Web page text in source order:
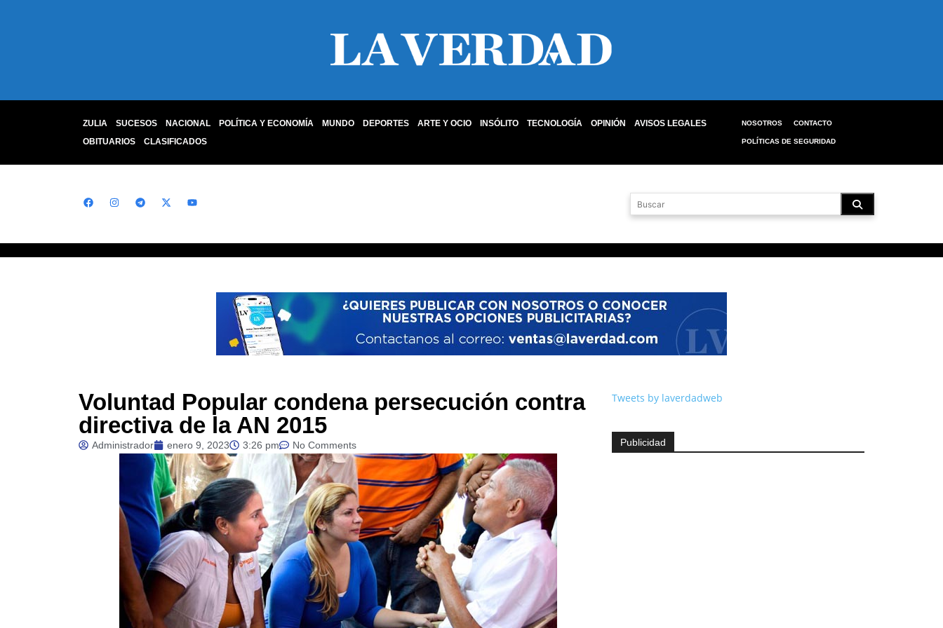
ZULIA SUCESOS NACIONAL POLÍTICA Y ECONOMÍA MUNDO DEPORTES ARTE Y OCIO INSÓLITO TECNOLOGÍA OPINIÓN
AVISOS LEGALES
OBITUARIOS
CLASIFICADOS
NOSOTROS CONTACTO
POLÍTICAS DE SEGURIDAD
Voluntad Popular condena persecución contra
directiva de la AN 2015
Administrador enero 9, 2023 3:26 pm No Comments
Tweets by laverdadweb
Publicidad